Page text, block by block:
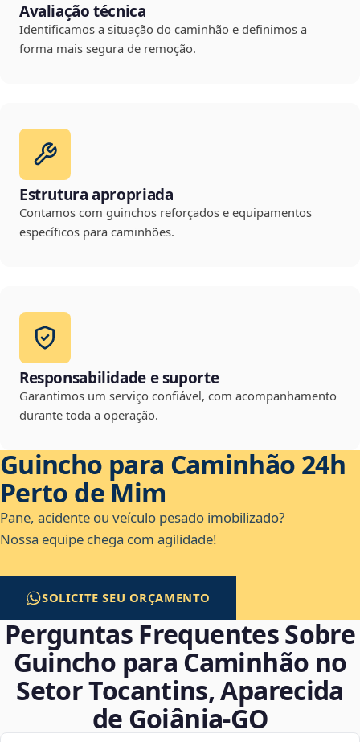
Avaliação técnica
Identificamos a situação do caminhão e definimos a
forma mais segura de remoção.
Estrutura apropriada
Contamos com guinchos reforçados e equipamentos
específicos para caminhões.
Responsabilidade e suporte
Garantimos um serviço confiável, com acompanhamento
durante toda a operação.
Guincho para Caminhão 24h
Perto de Mim
Pane, acidente ou veículo pesado imobilizado?
Nossa equipe chega com agilidade!
SOLICITE SEU ORÇAMENTO
Perguntas Frequentes Sobre
Guincho para Caminhão no
Setor Tocantins, Aparecida
de Goiânia‑GO